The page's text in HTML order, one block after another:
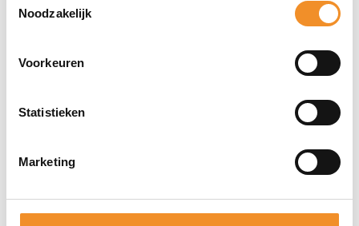
Noodzakelijk
Voorkeuren
Statistieken
Marketing
Direct erbij bestellen